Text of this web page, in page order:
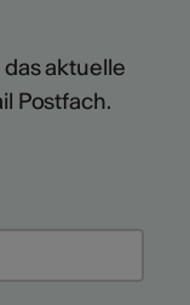
aktuelle
Postfach.